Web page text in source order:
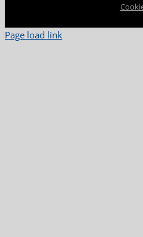
Page load link